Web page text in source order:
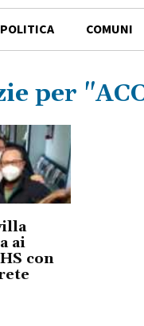
POLITICA COMUNI
per
ai
con